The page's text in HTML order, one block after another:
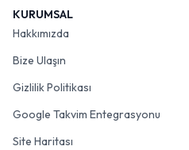
KURUMSAL
Hakkımızda
Bize Ulaşın
Gizlilik Politikası
Google Takvim Entegrasyonu
Site Haritası